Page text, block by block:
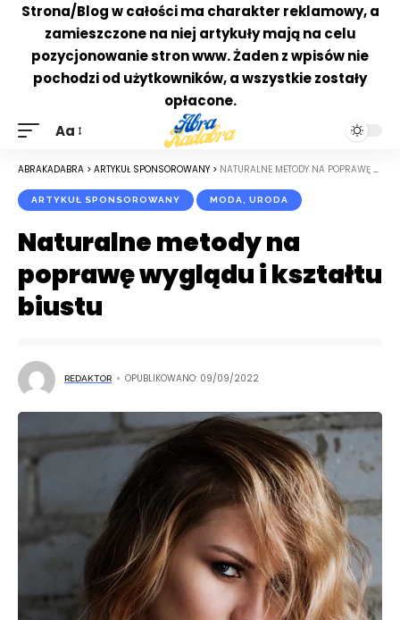
Strona/Blog w całości ma charakter reklamowy, a
zamieszczone na niej artykuły mają na celu
pozycjonowanie stron www. Żaden z wpisów nie
pochodzi od użytkowników, a wszystkie zostały
opłacone.
Aa
ABRAKADABRA > ARTYKUŁ SPONSOROWANY > NATURALNE METODY NA POPRAWĘ WYGLĄDU I KSZTAŁTU BIUSTU
ARTYKUŁ SPONSOROWANY MODA, URODA
Naturalne metody na
poprawę wyglądu i kształtu
biustu
REDAKTOR OPUBLIKOWANO: 09/09/2022